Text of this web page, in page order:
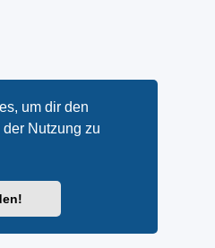
um dir den
Nutzung zu